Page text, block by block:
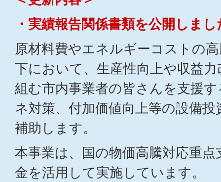
・実績報告関係書類を公開しまし
原材料費やエネルギーコストの
下において、生産性向上や収益
組む市内事業者の皆さんを支援
ネ対策、付加価値向上等の設備
補助します。
本事業は、国の物価高騰対応重
金を活用して実施しています。